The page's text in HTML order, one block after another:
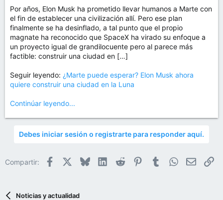
Por años, Elon Musk ha prometido llevar humanos a Marte con
el fin de establecer una civilización allí. Pero ese plan
finalmente se ha desinflado, a tal punto que el propio
magnate ha reconocido que SpaceX ha virado su enfoque a
un proyecto igual de grandilocuente pero al parece más
factible: construir una ciudad en […]
Seguir leyendo: ¿Marte puede esperar? Elon Musk ahora
quiere construir una ciudad en la Luna
Continúar leyendo...
Debes iniciar sesión o registrarte para responder aquí.
Compartir: Facebook BlueskyLinkedIn
Reddit PinterestTumblrWhatsApp
Email
Noticias y actualidad